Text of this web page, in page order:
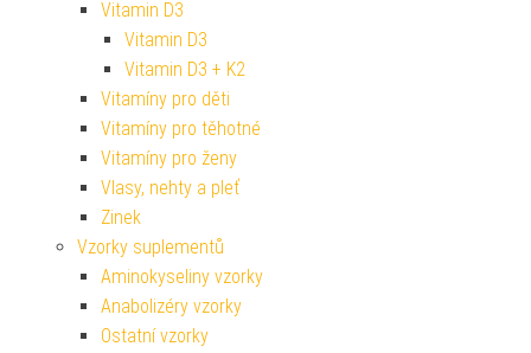
Vitamin D3
Vitamin D3
Vitamin D3 + K2
Vitamíny pro děti
Vitamíny pro těhotné
Vitamíny pro ženy
Vlasy, nehty a pleť
Zinek
Vzorky suplementů
Aminokyseliny vzorky
Anabolizéry vzorky
Ostatní vzorky